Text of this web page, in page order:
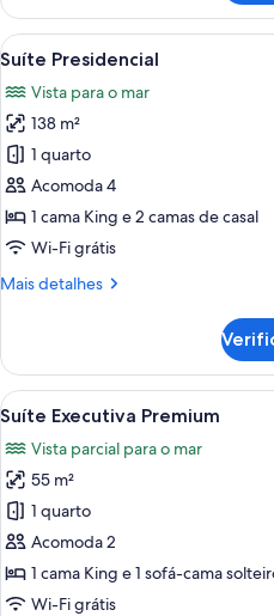
Semipresidencial
Diamante
Sul
Carrega
todas
as
fotos
de
Suíte
Presidencial
11
Suíte Presidencial
Vista para o mar
138 m²
1 quarto
Acomoda 4
1 cama King e 2 camas de casal
Wi-Fi grátis
Mais detalhes
Mais
Presidencial
Carrega
todas
as
fotos
de
Suíte
Executiva
Premium
6
Suíte Executiva Premium
Vista parcial para o mar
55 m²
1 quarto
Acomoda 2
1 cama King e 1 sofá-cama
Wi-Fi grátis